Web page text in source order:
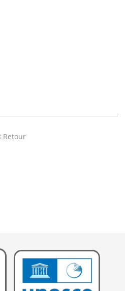
Retour